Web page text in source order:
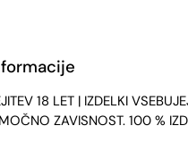
18 LET | IZDELKI
ZAVISNOST. 100 %